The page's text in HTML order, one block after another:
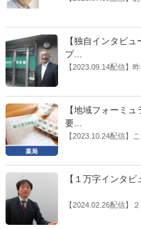
厚労省「医薬品の迅
書がとりまとめられ
厚労省医政局医薬産
情報企画課セルフケ
公一氏や青山学院大
【独自インタビ
プ...
【2023.09.14配信】
員を「自民党神奈川
候補の前提となるも
た同氏の復活に向け
感の払拭できない医
の、薬剤師業界の強
【地域フォーミ
要...
【2023.10.24配信】
推進」などが目的と
た。医薬品の安定供
飯田市）は、会員薬
受け、安定供給確保
【１万字インタ
【2024.02.26配信】
た。本紙では、厚生